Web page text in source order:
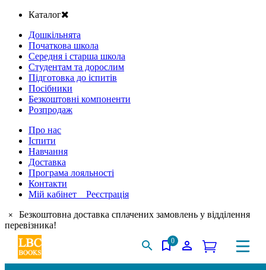
Каталог
Дошкільнята
Початкова школа
Середня і старша школа
Студентам та дорослим
Підготовка до іспитів
Посібники
Безкоштовні компоненти
Розпродаж
Про нас
Іспити
Навчання
Доставка
Програма лояльності
Контакти
Мій кабінет Реєстрація
×
Безкоштовна доставка сплачених замовлень у відділення
перевізника!
0